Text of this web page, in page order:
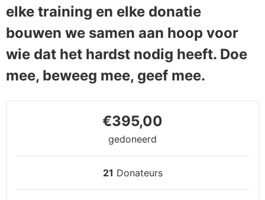
elke training en elke donatie
bouwen we samen aan hoop voor
wie dat het hardst nodig heeft. Doe
mee, beweeg mee, geef mee.
€395,00
gedoneerd
21 Donateurs